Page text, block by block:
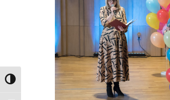
PRZEŁĄCZ WYSOKI KONTRAST